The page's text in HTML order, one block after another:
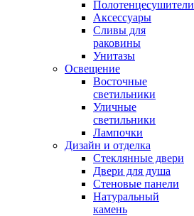
Полотенцесушители
Аксессуары
Сливы для
раковины
Унитазы
Освещение
Восточные
светильники
Уличные
светильники
Лампочки
Дизайн и отделка
Стеклянные двери
Двери для душа
Стеновые панели
Натуральный
камень